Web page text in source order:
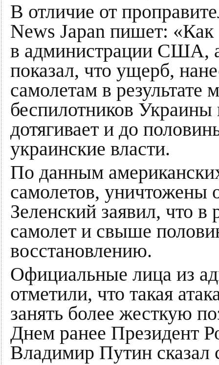
В отличие от
News Japan пишет:
в администрации США,
показал, что ущерб,
самолетам в результате
беспилотников Украины
дотягивает и до
украинские власти.
По данным
самолетов, уничтожены
Зеленский заявил, что в
самолет и свыше
восстановлению.
Официальные лица из
отметили, что такая
занять более жесткую
Днем ранее Президент
Владимир Путин сказал